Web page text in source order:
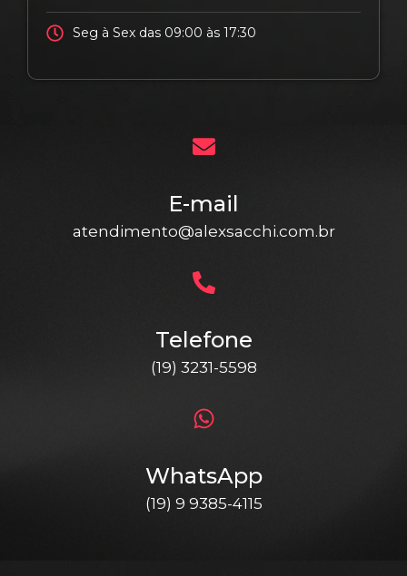
Seg à Sex das 09:00 às 17:30
E-mail
atendimento@alexsacchi.com.br
Telefone
(19) 3231-5598
WhatsApp
(19) 9 9385-4115